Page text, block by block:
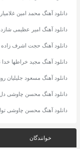
دانلود آهنگ محمد امین
دانلود آهنگ امیر عظیمی
دانلود آهنگ حجت اشرف زاده
دانلود آهنگ مجید خراطها خدا
دانلود آهنگ مسعود جلیلیان
دانلود آهنگ محسن چاوشی
دانلود آهنگ محسن چاوشی
خوانندگان